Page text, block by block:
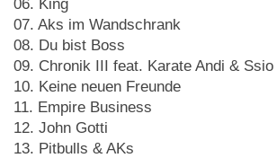
06. King
07. Aks im Wandschrank
08. Du bist Boss
09. Chronik III feat. Karate Andi & Ssio
10. Keine neuen Freunde
11. Empire Business
12. John Gotti
13. Pitbulls & AKs